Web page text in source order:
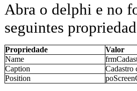
Abra o delphi e no
seguintes
Propriedade
Valor
Name
Caption
Position